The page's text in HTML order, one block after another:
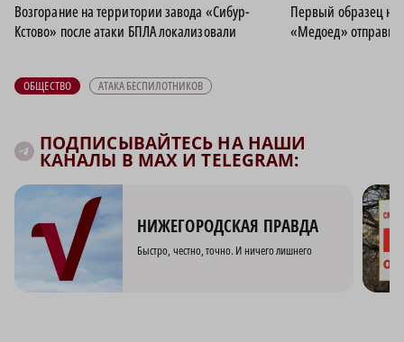
Возгорание на территории завода «Сибур-
Кстово» после атаки БПЛА локализовали
Первый образец
«Медоед»
ОБЩЕСТВО АТАКА БЕСПИЛОТНИКОВ
ПОДПИСЫВАЙТЕСЬ НА НАШИ
КАНАЛЫ В MAX И TELEGRAM:
НИЖЕГОРОДСКАЯ ПРАВДА
Быстро, честно, точно. И ничего лишнего